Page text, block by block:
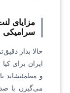
مزایای
سرامیکی
حالا بذار
و مطمئنشاید
می‌گیرن با